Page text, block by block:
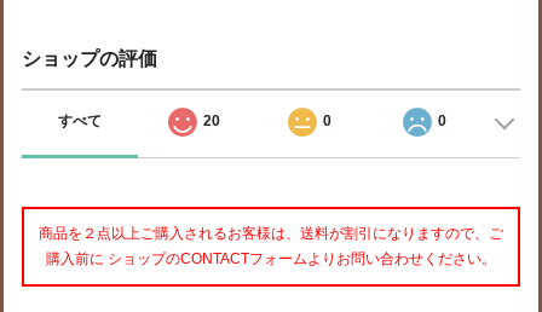
ショップの評価
すべて 20 0 0
商品を２点以上ご購入されるお客様は、送料が割引になりますので、ご
購入前に ショップのCONTACTフォームよりお問い合わせください。